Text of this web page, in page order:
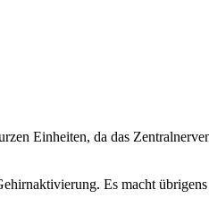
Einheiten, da das
Es macht